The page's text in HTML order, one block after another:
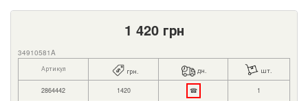
1 420грн
34910581A
Артикул грн. дн. шт.
2864442 1420 ☎ 1